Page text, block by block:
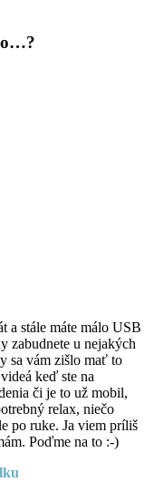
a stále máte málo USB
zabudnete u nejakých
sa vám zišlo mať to
keď ste na
či je to už mobil,
relax, niečo
po ruke. Ja viem príliš
Poďme na to :-)